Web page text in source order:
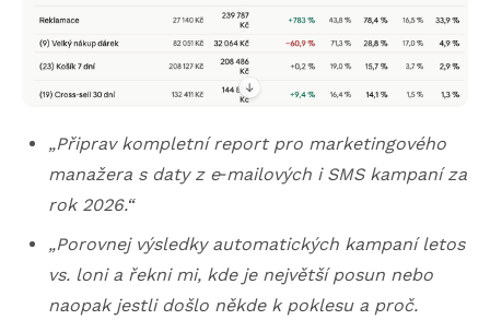
„Připrav kompletní report pro marketingového
manažera s daty z e‑mailových i SMS kampaní za
rok 2026.“
„Porovnej výsledky automatických kampaní letos
vs. loni a řekni mi, kde je největší posun nebo
naopak jestli došlo někde k poklesu a proč.